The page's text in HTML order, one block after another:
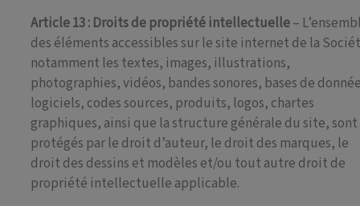
Article 13 : Droits de propriété intellectuelle–
des éléments accessibles sur le site internet de la
notamment les textes, images, illustrations,
photographies, vidéos, bandes sonores, bases de
logiciels, codes sources, produits, logos, chartes
graphiques, ainsi que la structure générale du site, sont
protégés par le droit d’auteur, le droit des marques, le
droit des dessins et modèles et/ou tout autre droit de
propriété intellectuelle applicable.